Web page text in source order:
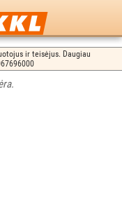
ir teisėjus. Daugiau